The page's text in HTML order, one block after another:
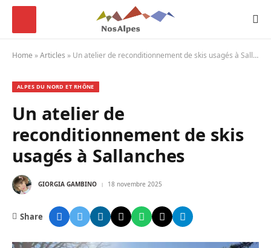
Home »Articles » Un atelier de reconditionnement de skis usagés à Sallanches
ALPES DU NORD ET RHÔNE
Un atelier de
reconditionnement de skis
usagés à Sallanches
GIORGIA GAMBINO 18 novembre 2025
Share